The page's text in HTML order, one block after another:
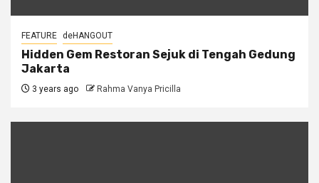
FEATURE deHANGOUT
Hidden Gem Restoran Sejuk di Tengah Gedung
Jakarta
3 years ago Rahma Vanya Pricilla